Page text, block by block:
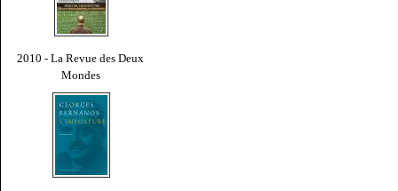
2010 - La Revue des Deux
Mondes